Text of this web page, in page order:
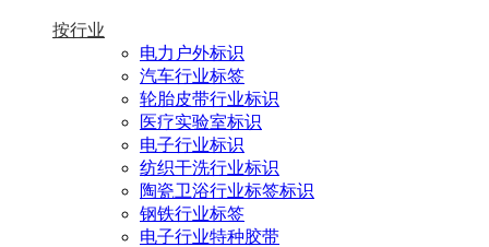
按行业
电力户外标识
汽车行业标签
轮胎皮带行业标识
医疗实验室标识
电子行业标识
纺织干洗行业标识
陶瓷卫浴行业标签标识
钢铁行业标签
电子行业特种胶带